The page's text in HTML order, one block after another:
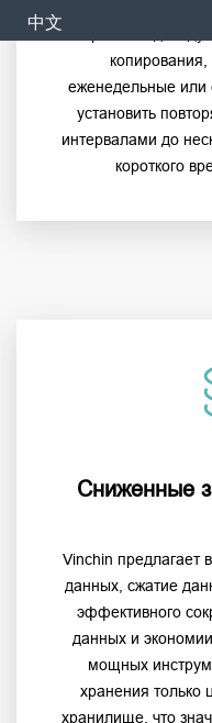
中文
настроить
еженедельные
установить
интервалами до
короткого
Сниженные
Vinchin предлагает
данных, сжатие
эффективного
данных и
мощных
хранения только
хранилище, что